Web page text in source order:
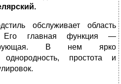
обслуживает область
Его главная функция —
В нем ярко
однородность, простота и